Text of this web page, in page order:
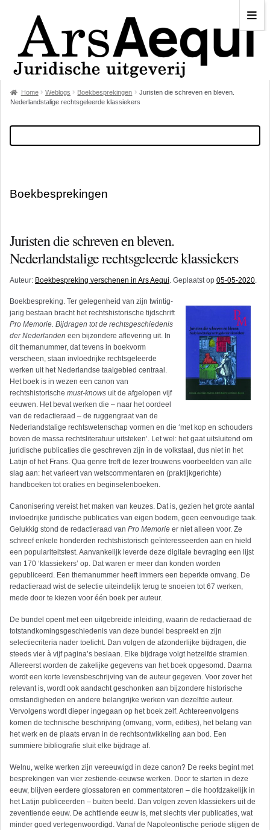
Home Weblogs Boekbesprekingen
Juristen die schreven en bleven.
Nederlandstalige rechtsgeleerde klassiekers
Boekbesprekingen
Juristen die schreven en bleven.
Nederlandstalige rechtsgeleerde klassiekers
Auteur: Boekbespreking verschenen in Ars Aequi. Geplaatst op 05-05-2020.
Boekbespreking. Ter gelegenheid van zijn twintig­
jarig bestaan bracht het rechtshistorische tijdschrift
Pro Memorie. Bijdragen tot de rechtsgeschiedenis
der Nederlanden een bijzondere aflevering uit. In
dit themanummer, dat tevens in boekvorm
verscheen, staan invloedrijke rechtsgeleerde
werken uit het Nederlandse taalgebied centraal.
Het boek is in wezen een canon van
rechtshistorische must-knows uit de afgelopen vijf
eeuwen. Het bevat werken die – naar het oordeel
van de redactieraad – de ruggengraat van de
Nederlandstalige rechtswetenschap vormen en die ‘met kop en schouders
boven de massa rechtsliteratuur uitsteken’. Let wel: het gaat uitsluitend om
juridische publicaties die geschreven zijn in de volkstaal, dus niet in het
Latijn of het Frans. Qua genre treft de lezer trouwens voorbeelden van alle
slag aan: het varieert van wetscommentaren en (praktijkgerichte)
handboeken tot oraties en beginselenboeken.
Canonisering vereist het maken van keuzes. Dat is, gezien het grote aantal
invloedrijke juridische publicaties van eigen bodem, geen eenvoudige taak.
Gelukkig stond de redactieraad van Pro Memorie er niet alleen voor. Ze
schreef enkele honderden rechtshistorisch geïnteresseerden aan en hield
een populariteitstest. Aanvankelijk leverde deze digitale bevraging een lijst
van 170 ‘klassiekers’ op. Dat waren er meer dan konden worden
gepubliceerd. Een themanummer heeft immers een beperkte omvang. De
redactieraad wist de selectie uiteindelijk terug te snoeien tot 67 werken,
mede door te kiezen voor één boek per auteur.
De bundel opent met een uitgebreide inleiding, waarin de redactieraad de
totstandkomingsgeschiedenis van deze bundel bespreekt en zijn
selectiecriteria nader toelicht. Dan volgen de afzonderlijke bijdragen, die
steeds vier à vijf pagina’s beslaan. Elke bijdrage volgt hetzelfde stramien.
Allereerst worden de zakelijke gegevens van het boek opgesomd. Daarna
wordt een korte levensbeschrijving van de auteur gegeven. Voor zover het
relevant is, wordt ook aandacht geschonken aan bijzondere historische
omstandigheden en andere belangrijke werken van dezelfde auteur.
Vervolgens wordt dieper ingegaan op het boek zelf. Achtereenvolgens
komen de technische beschrijving (omvang, vorm, edities), het belang van
het werk en de plaats ervan in de rechtsontwikkeling aan bod. Een
summiere bibliografie sluit elke bijdrage af.
Welnu, welke werken zijn vereeuwigd in deze canon? De reeks begint met
besprekingen van vier zestiende-eeuwse werken. Door te starten in deze
eeuw, blijven eerdere glossatoren en commentatoren – die hoofdzakelijk in
het Latijn publiceerden – buiten beeld. Dan volgen zeven klassiekers uit de
zeventiende eeuw. De achttiende eeuw is, met slechts vier publicaties, wat
minder goed vertegenwoordigd. Vanaf de Napoleontische periode stijgen de